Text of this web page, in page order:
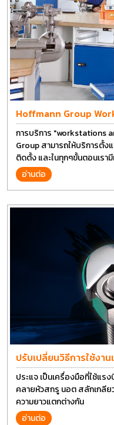
Hoffmann Group
การบริการ "workstations
Group สามารถให้บริการตั้ง
ติดตั้ง และในทุกๆขั้นตอนเร
การที่งานที่ดีที่สุด บนต้นทุนที่ดี
อ่านต่อ
ปรับเปลี่ยนวิธีการใช้งา
ใช้งานประแจได้อีกนาน
ประแจ เป็นเครื่องมือที่ใช้แ
คลายหัวสกรู นอต สลักเกลีย
ความยาวแตกต่างกัน
อ่านต่อ